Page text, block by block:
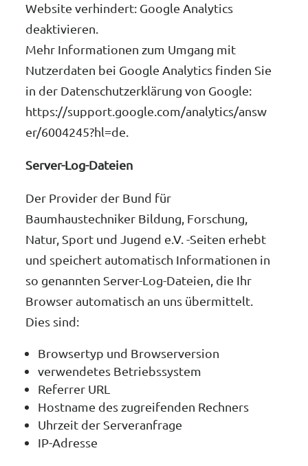
Website verhindert: Google Analytics
deaktivieren.
Mehr Informationen zum Umgang mit
Nutzerdaten bei Google Analytics finden Sie
in der Datenschutzerklärung von Google:
https://support.google.com/analytics/answ
er/6004245?hl=de.
Server-Log-Dateien
Der Provider der Bund für
Baumhaustechniker Bildung, Forschung,
Natur, Sport und Jugend e.V. -Seiten erhebt
und speichert automatisch Informationen in
so genannten Server-Log-Dateien, die Ihr
Browser automatisch an uns übermittelt.
Dies sind:
Browsertyp und Browserversion
verwendetes Betriebssystem
Referrer URL
Hostname des zugreifenden Rechners
Uhrzeit der Serveranfrage
IP-Adresse